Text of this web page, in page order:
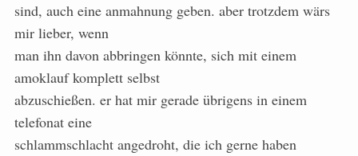
sind, auch eine anmahnung geben. aber trotzdem wärs
mir lieber, wenn
man ihn davon abbringen könnte, sich mit einem
amoklauf komplett selbst
abzuschießen. er hat mir gerade übrigens in einem
telefonat eine
schlammschlacht angedroht, die ich gerne haben